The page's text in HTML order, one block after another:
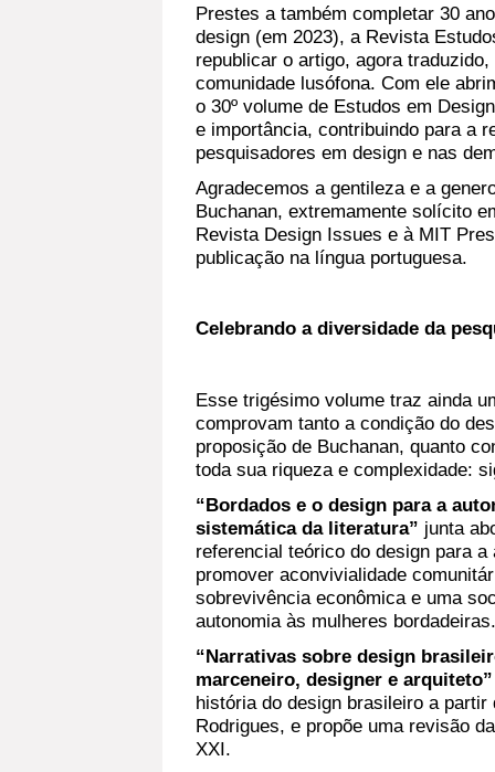
Prestes a também completar 30
design (em 2023), a Revista
republicar o artigo, agora
comunidade lusófona. Com ele
o 30º volume de Estudos em
e importância, contribuindo para a
pesquisadores em design e nas
Agradecemos a gentileza e a
Buchanan, extremamente solícito
Revista Design Issues e à MIT
publicação na língua portuguesa.
Celebrando a diversidade da
Esse trigésimo volume traz ainda
comprovam tanto a condição do
proposição de Buchanan, quanto
toda sua riqueza e complexidade:
“Bordados e o design para a
sistemática da literatura” junta
referencial teórico do design para
promover aconvivialidade
sobrevivência econômica e uma
autonomia às mulheres bordadeiras.
“Narrativas sobre design
marceneiro, designer e arquiteto”
história do design brasileiro a
Rodrigues, e propõe uma revisão
XXI.